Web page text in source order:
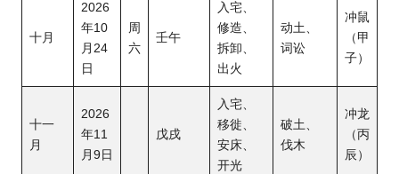
十月
2026
年10
月24
日
周
六
壬午
入宅、
修造、
拆卸、
出火
动土、
词讼
冲鼠
（甲
子）
十一
月
2026
年11
月9日
戊戌
入宅、
移徙、
安床、
开光
破土、
伐木
冲龙
（丙
辰）